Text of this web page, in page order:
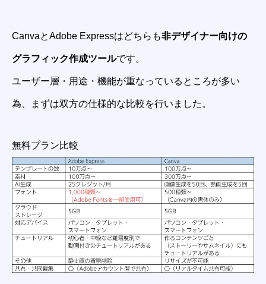
CanvaとAdobe Expressはどちらも非デザイナー向けの
グラフィック作成ツールです。
ユーザー層・用途・機能が重なっているところが多い
為、まずは双方の仕様的な比較を行いました。
無料プラン比較